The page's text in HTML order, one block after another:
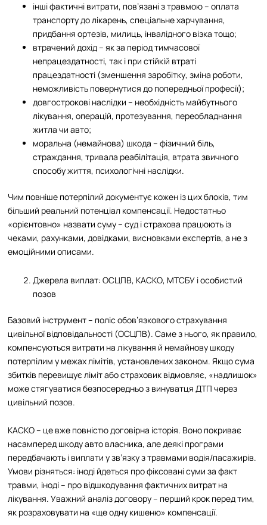
інші фактичні витрати, пов’язані з травмою – оплата
транспорту до лікарень, спеціальне харчування,
придбання ортезів, милиць, інвалідного візка тощо;
втрачений дохід – як за період тимчасової
непрацездатності, так і при стійкій втраті
працездатності (зменшення заробітку, зміна роботи,
неможливість повернутися до попередньої професії);
довгострокові наслідки – необхідність майбутнього
лікування, операцій, протезування, переобладнання
житла чи авто;
моральна (немайнова) шкода – фізичний біль,
страждання, тривала реабілітація, втрата звичного
способу життя, психологічні наслідки.
Чим повніше потерпілий документує кожен із цих блоків, тим
більший реальний потенціал компенсації. Недостатньо
«орієнтовно» назвати суму – суд і страхова працюють із
чеками, рахунками, довідками, висновками експертів, а не з
емоційними описами.
Джерела виплат: ОСЦПВ, КАСКО, МТСБУ і особистий
позов
Базовий інструмент – поліс обов’язкового страхування
цивільної відповідальності (ОСЦПВ). Саме з нього, як правило,
компенсуються витрати на лікування й немайнову шкоду
потерпілим у межах лімітів, установлених законом. Якщо сума
збитків перевищує ліміт або страховик відмовляє, «надлишок»
може стягуватися безпосередньо з винуватця ДТП через
цивільний позов.
КАСКО – це вже повністю договірна історія. Воно покриває
насамперед шкоду авто власника, але деякі програми
передбачають і виплати у зв’язку з травмами водія/пасажирів.
Умови різняться: іноді йдеться про фіксовані суми за факт
травми, іноді – про відшкодування фактичних витрат на
лікування. Уважний аналіз договору – перший крок перед тим,
як розраховувати на «ще одну кишеню» компенсації.